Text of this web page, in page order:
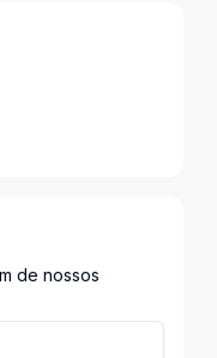
de nossos